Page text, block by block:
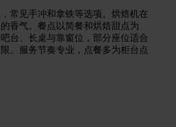
常见手冲和拿铁等选项。烘焙机在
香气。餐点以简餐和烘焙甜点为
台、长桌与靠窗位，部分座位适合
。服务节奏专业，点餐多为柜台点